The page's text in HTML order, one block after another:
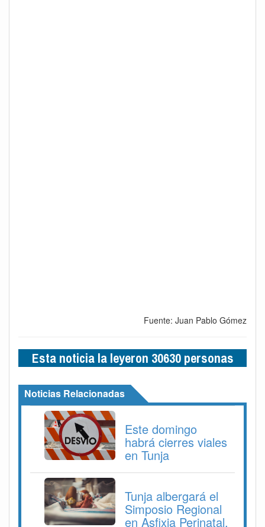
Fuente: Juan Pablo Gómez
Esta noticia la leyeron 30630 personas
Noticias Relacionadas
Este domingo
habrá cierres viales
en Tunja
Tunja albergará el
Simposio Regional
en Asfixia Perinatal,